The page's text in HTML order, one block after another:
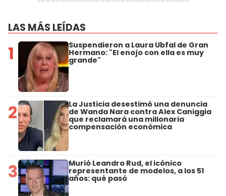
LAS MÁS LEÍDAS
1 Suspendieron a Laura Ubfal de Gran
Hermano: "El enojo con ella es muy
grande"
2 La Justicia desestimó una denuncia
de Wanda Nara contra Alex Caniggia
que reclamará una millonaria
compensación económica
3 Murió Leandro Rud, el icónico
representante de modelos, a los 51
años: qué pasó